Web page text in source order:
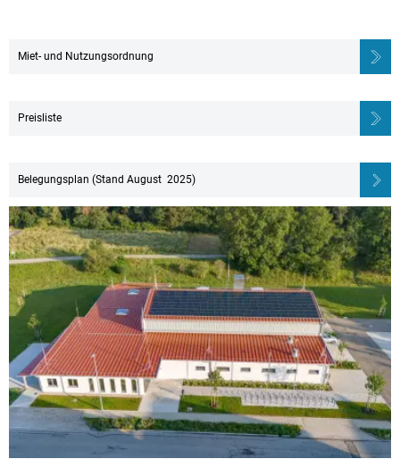
Miet- und Nutzungsordnung
Preisliste
Belegungsplan (Stand August 2025)